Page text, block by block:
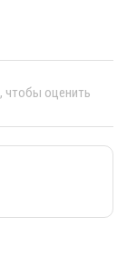
, чтобы оценить